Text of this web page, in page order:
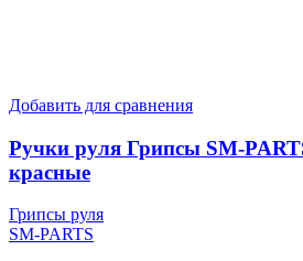
Добавить для сравнения
Ручки руля Грипсы SM-
красные
Грипсы руля
SM-PARTS